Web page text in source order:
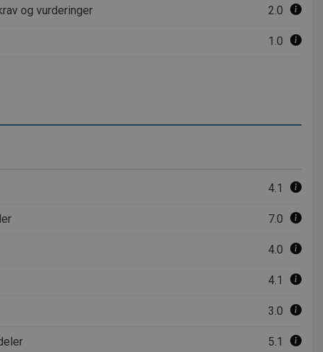
og vurderinger 2.0
1.0
4.1
7.0
4.0
4.1
3.0
5.1